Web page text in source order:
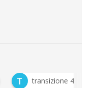
T transizione 4.0